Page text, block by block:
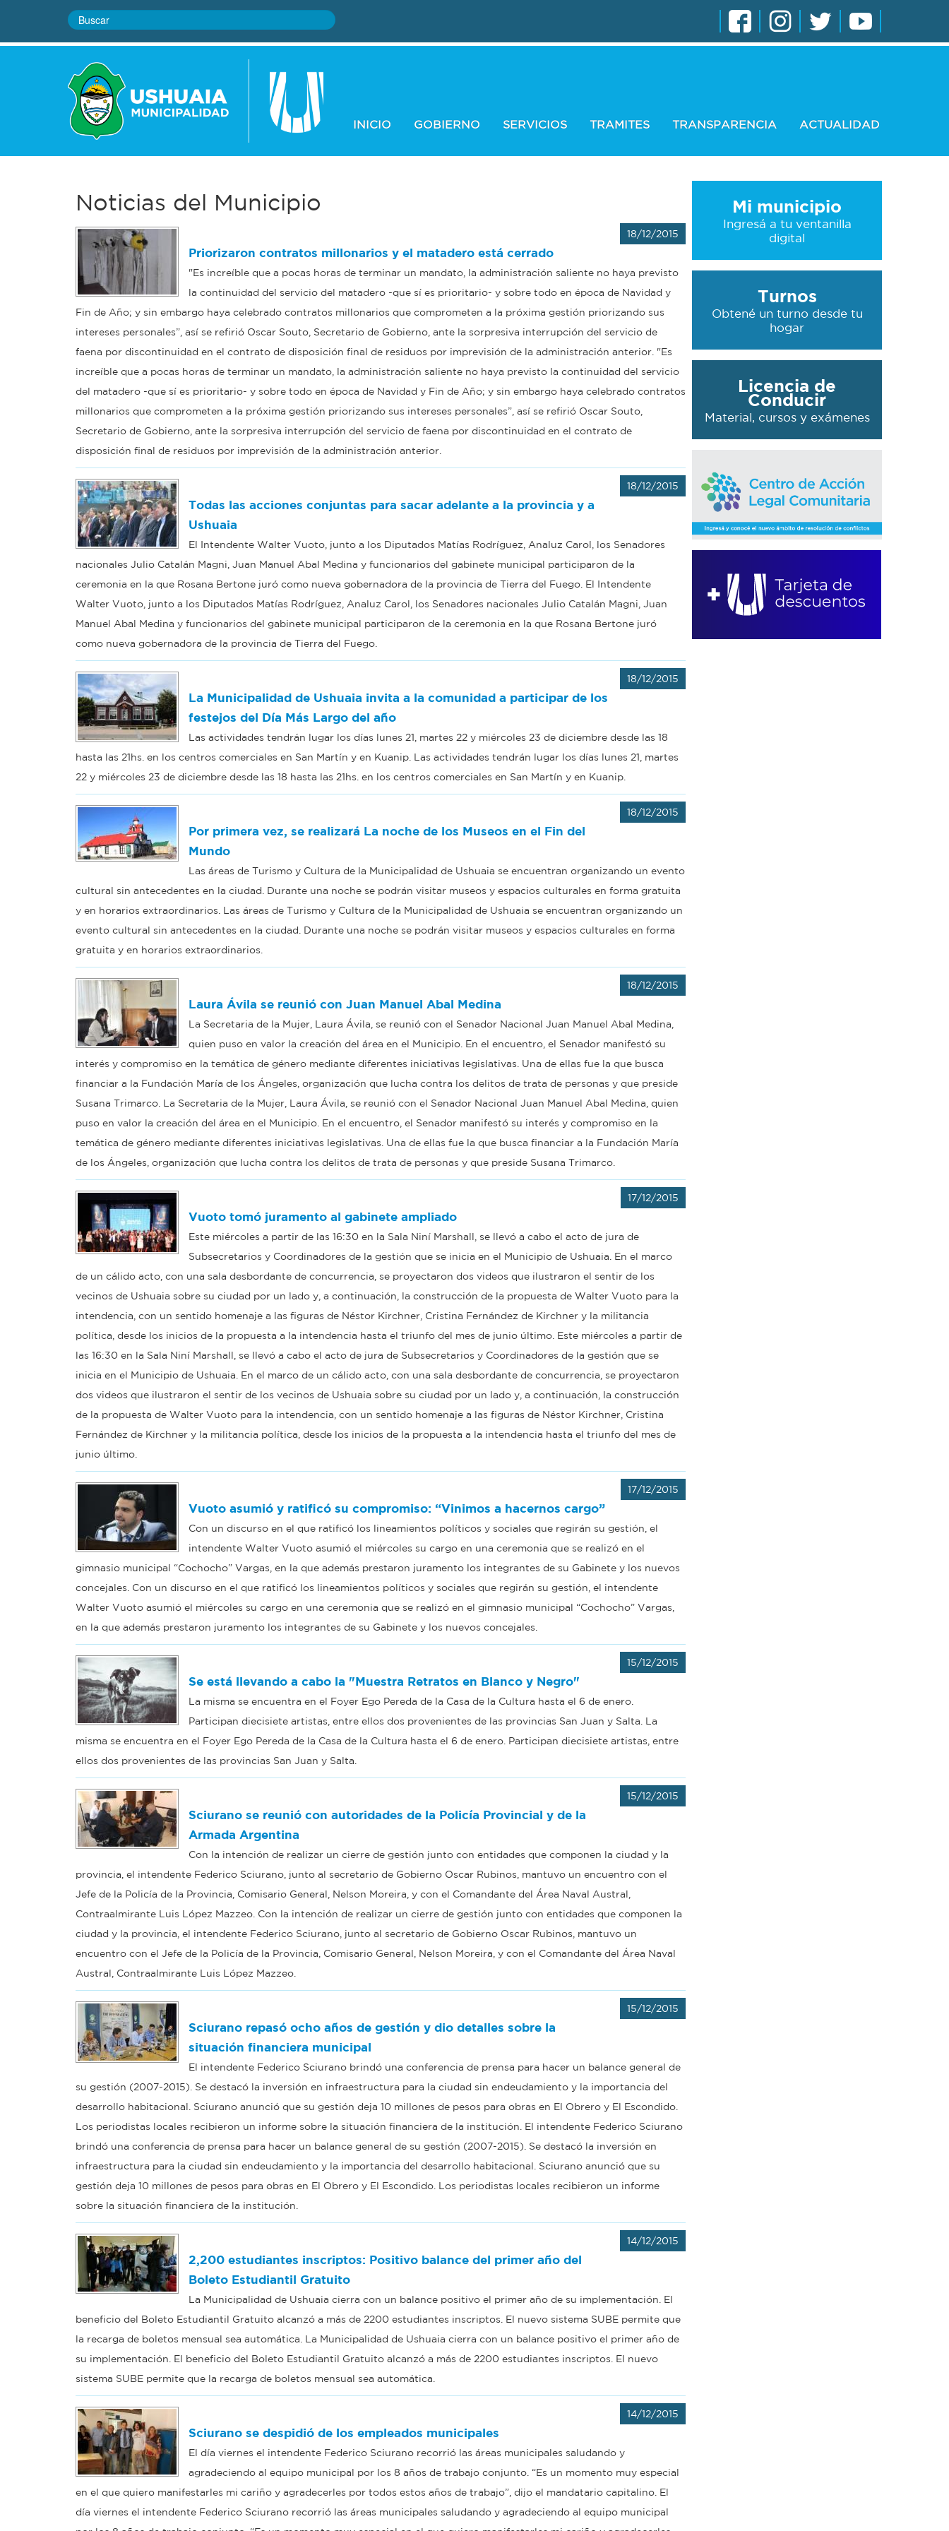
INICIO GOBIERNO SERVICIOS TRAMITES TRANSPARENCIA ACTUALIDAD
Noticias del Municipio
18/12/2015
Priorizaron contratos millonarios y el matadero está cerrado
"Es increíble que a pocas horas de terminar un mandato, la administración saliente no haya previsto
la continuidad del servicio del matadero -que sí es prioritario- y sobre todo en época de Navidad y
Fin de Año; y sin embargo haya celebrado contratos millonarios que comprometen a la próxima gestión priorizando sus
intereses personales”, así se refirió Oscar Souto, Secretario de Gobierno, ante la sorpresiva interrupción del servicio de
faena por discontinuidad en el contrato de disposición final de residuos por imprevisión de la administración anterior. "Es
increíble que a pocas horas de terminar un mandato, la administración saliente no haya previsto la continuidad del servicio
del matadero -que sí es prioritario- y sobre todo en época de Navidad y Fin de Año; y sin embargo haya celebrado contratos
millonarios que comprometen a la próxima gestión priorizando sus intereses personales”, así se refirió Oscar Souto,
Secretario de Gobierno, ante la sorpresiva interrupción del servicio de faena por discontinuidad en el contrato de
disposición final de residuos por imprevisión de la administración anterior.
18/12/2015
Todas las acciones conjuntas para sacar adelante a la provincia y a
Ushuaia
El Intendente Walter Vuoto, junto a los Diputados Matías Rodríguez, Analuz Carol, los Senadores
nacionales Julio Catalán Magni, Juan Manuel Abal Medina y funcionarios del gabinete municipal participaron de la
ceremonia en la que Rosana Bertone juró como nueva gobernadora de la provincia de Tierra del Fuego. El Intendente
Walter Vuoto, junto a los Diputados Matías Rodríguez, Analuz Carol, los Senadores nacionales Julio Catalán Magni, Juan
Manuel Abal Medina y funcionarios del gabinete municipal participaron de la ceremonia en la que Rosana Bertone juró
como nueva gobernadora de la provincia de Tierra del Fuego.
18/12/2015
La Municipalidad de Ushuaia invita a la comunidad a participar de los
festejos del Día Más Largo del año
Las actividades tendrán lugar los días lunes 21, martes 22 y miércoles 23 de diciembre desde las 18
hasta las 21hs. en los centros comerciales en San Martín y en Kuanip. Las actividades tendrán lugar los días lunes 21, martes
22 y miércoles 23 de diciembre desde las 18 hasta las 21hs. en los centros comerciales en San Martín y en Kuanip.
18/12/2015
Por primera vez, se realizará La noche de los Museos en el Fin del
Mundo
Las áreas de Turismo y Cultura de la Municipalidad de Ushuaia se encuentran organizando un evento
cultural sin antecedentes en la ciudad. Durante una noche se podrán visitar museos y espacios culturales en forma gratuita
y en horarios extraordinarios. Las áreas de Turismo y Cultura de la Municipalidad de Ushuaia se encuentran organizando un
evento cultural sin antecedentes en la ciudad. Durante una noche se podrán visitar museos y espacios culturales en forma
gratuita y en horarios extraordinarios.
18/12/2015
Laura Ávila se reunió con Juan Manuel Abal Medina
La Secretaria de la Mujer, Laura Ávila, se reunió con el Senador Nacional Juan Manuel Abal Medina,
quien puso en valor la creación del área en el Municipio. En el encuentro, el Senador manifestó su
interés y compromiso en la temática de género mediante diferentes iniciativas legislativas. Una de ellas fue la que busca
financiar a la Fundación María de los Ángeles, organización que lucha contra los delitos de trata de personas y que preside
Susana Trimarco. La Secretaria de la Mujer, Laura Ávila, se reunió con el Senador Nacional Juan Manuel Abal Medina, quien
puso en valor la creación del área en el Municipio. En el encuentro, el Senador manifestó su interés y compromiso en la
temática de género mediante diferentes iniciativas legislativas. Una de ellas fue la que busca financiar a la Fundación María
de los Ángeles, organización que lucha contra los delitos de trata de personas y que preside Susana Trimarco.
17/12/2015
Vuoto tomó juramento al gabinete ampliado
Este miércoles a partir de las 16:30 en la Sala Niní Marshall, se llevó a cabo el acto de jura de
Subsecretarios y Coordinadores de la gestión que se inicia en el Municipio de Ushuaia. En el marco
de un cálido acto, con una sala desbordante de concurrencia, se proyectaron dos videos que ilustraron el sentir de los
vecinos de Ushuaia sobre su ciudad por un lado y, a continuación, la construcción de la propuesta de Walter Vuoto para la
intendencia, con un sentido homenaje a las figuras de Néstor Kirchner, Cristina Fernández de Kirchner y la militancia
política, desde los inicios de la propuesta a la intendencia hasta el triunfo del mes de junio último. Este miércoles a partir de
las 16:30 en la Sala Niní Marshall, se llevó a cabo el acto de jura de Subsecretarios y Coordinadores de la gestión que se
inicia en el Municipio de Ushuaia. En el marco de un cálido acto, con una sala desbordante de concurrencia, se proyectaron
dos videos que ilustraron el sentir de los vecinos de Ushuaia sobre su ciudad por un lado y, a continuación, la construcción
de la propuesta de Walter Vuoto para la intendencia, con un sentido homenaje a las figuras de Néstor Kirchner, Cristina
Fernández de Kirchner y la militancia política, desde los inicios de la propuesta a la intendencia hasta el triunfo del mes de
junio último.
17/12/2015
Vuoto asumió y ratificó su compromiso: “Vinimos a hacernos cargo”
Con un discurso en el que ratificó los lineamientos políticos y sociales que regirán su gestión, el
intendente Walter Vuoto asumió el miércoles su cargo en una ceremonia que se realizó en el
gimnasio municipal “Cochocho” Vargas, en la que además prestaron juramento los integrantes de su Gabinete y los nuevos
concejales. Con un discurso en el que ratificó los lineamientos políticos y sociales que regirán su gestión, el intendente
Walter Vuoto asumió el miércoles su cargo en una ceremonia que se realizó en el gimnasio municipal “Cochocho” Vargas,
en la que además prestaron juramento los integrantes de su Gabinete y los nuevos concejales.
15/12/2015
Se está llevando a cabo la "Muestra Retratos en Blanco y Negro"
La misma se encuentra en el Foyer Ego Pereda de la Casa de la Cultura hasta el 6 de enero.
Participan diecisiete artistas, entre ellos dos provenientes de las provincias San Juan y Salta. La
misma se encuentra en el Foyer Ego Pereda de la Casa de la Cultura hasta el 6 de enero. Participan diecisiete artistas, entre
ellos dos provenientes de las provincias San Juan y Salta.
15/12/2015
Sciurano se reunió con autoridades de la Policía Provincial y de la
Armada Argentina
Con la intención de realizar un cierre de gestión junto con entidades que componen la ciudad y la
provincia, el intendente Federico Sciurano, junto al secretario de Gobierno Oscar Rubinos, mantuvo un encuentro con el
Jefe de la Policía de la Provincia, Comisario General, Nelson Moreira, y con el Comandante del Área Naval Austral,
Contraalmirante Luis López Mazzeo. Con la intención de realizar un cierre de gestión junto con entidades que componen la
ciudad y la provincia, el intendente Federico Sciurano, junto al secretario de Gobierno Oscar Rubinos, mantuvo un
encuentro con el Jefe de la Policía de la Provincia, Comisario General, Nelson Moreira, y con el Comandante del Área Naval
Austral, Contraalmirante Luis López Mazzeo.
15/12/2015
Sciurano repasó ocho años de gestión y dio detalles sobre la
situación financiera municipal
El intendente Federico Sciurano brindó una conferencia de prensa para hacer un balance general de
su gestión (2007-2015). Se destacó la inversión en infraestructura para la ciudad sin endeudamiento y la importancia del
desarrollo habitacional. Sciurano anunció que su gestión deja 10 millones de pesos para obras en El Obrero y El Escondido.
Los periodistas locales recibieron un informe sobre la situación financiera de la institución. El intendente Federico Sciurano
brindó una conferencia de prensa para hacer un balance general de su gestión (2007-2015). Se destacó la inversión en
infraestructura para la ciudad sin endeudamiento y la importancia del desarrollo habitacional. Sciurano anunció que su
gestión deja 10 millones de pesos para obras en El Obrero y El Escondido. Los periodistas locales recibieron un informe
sobre la situación financiera de la institución.
14/12/2015
2,200 estudiantes inscriptos: Positivo balance del primer año del
Boleto Estudiantil Gratuito
La Municipalidad de Ushuaia cierra con un balance positivo el primer año de su implementación. El
beneficio del Boleto Estudiantil Gratuito alcanzó a más de 2200 estudiantes inscriptos. El nuevo sistema SUBE permite que
la recarga de boletos mensual sea automática. La Municipalidad de Ushuaia cierra con un balance positivo el primer año de
su implementación. El beneficio del Boleto Estudiantil Gratuito alcanzó a más de 2200 estudiantes inscriptos. El nuevo
sistema SUBE permite que la recarga de boletos mensual sea automática.
14/12/2015
Sciurano se despidió de los empleados municipales
El día viernes el intendente Federico Sciurano recorrió las áreas municipales saludando y
agradeciendo al equipo municipal por los 8 años de trabajo conjunto. “Es un momento muy especial
en el que quiero manifestarles mi cariño y agradecerles por todos estos años de trabajo”, dijo el mandatario capitalino. El
día viernes el intendente Federico Sciurano recorrió las áreas municipales saludando y agradeciendo al equipo municipal
Mi municipio
Ingresá a tu ventanilla
digital
Turnos
Obtené un turno desde tu
hogar
Licencia de
Conducir
Material, cursos y exámenes